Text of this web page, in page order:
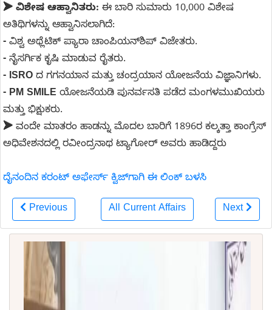
➤ ವಿಶೇಷ ಆಹ್ವಾನಿತರು: ಈ ಬಾರಿ ಸುಮಾರು 10,000 ವಿಶೇಷ
ಅತಿಥಿಗಳನ್ನು ಆಹ್ವಾನಿಸಲಾಗಿದೆ:
- ವಿಶ್ವ ಅಥ್ಲೆಟಿಕ್ ಪ್ಯಾರಾ ಚಾಂಪಿಯನ್‌ಶಿಪ್ ವಿಜೇತರು.
- ನೈಸರ್ಗಿಕ ಕೃಷಿ ಮಾಡುವ ರೈತರು.
- ISRO ದ ಗಗನಯಾನ ಮತ್ತು ಚಂದ್ರಯಾನ ಯೋಜನೆಯ ವಿಜ್ಞಾನಿಗಳು.
- PM SMILE ಯೋಜನೆಯಡಿ ಪುನರ್ವಸತಿ ಪಡೆದ ಮಂಗಳಮುಖಿಯರು
ಮತ್ತು ಭಿಕ್ಷುಕರು.
➤ ವಂದೇ ಮಾತರಂ ಹಾಡನ್ನು ಮೊದಲ ಬಾರಿಗೆ 1896ರ ಕಲ್ಕತ್ತಾ ಕಾಂಗ್ರೆಸ್
ಅಧಿವೇಶನದಲ್ಲಿ ರವೀಂದ್ರನಾಥ ಟ್ಯಾಗೋರ್ ಅವರು ಹಾಡಿದ್ದರು
ದೈನಂದಿನ ಕರಂಟ್ ಅಫೇರ್ಸ್ ಕ್ವಿಜ್‌ಗಾಗಿ ಈ ಲಿಂಕ್ ಬಳಸಿ
Previous All Current Affairs Next